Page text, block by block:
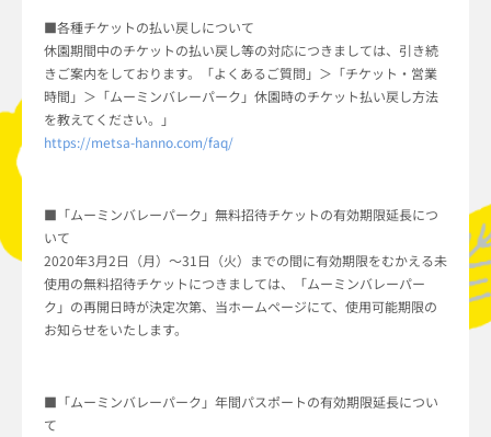
■各種チケットの払い戻しについて
休園期間中のチケットの払い戻し等の対応につきましては、引き続
きご案内をしております。「よくあるご質問」＞「チケット・営業
時間」＞「ムーミンバレーパーク」休園時のチケット払い戻し方法
を教えてください。」
https://metsa-hanno.com/faq/
■「ムーミンバレーパーク」無料招待チケットの有効期限延長につ
いて
2020年3月2日（月）～31日（火）までの間に有効期限をむかえる未
使用の無料招待チケットにつきましては、「ムーミンバレーパー
ク」の再開日時が決定次第、当ホームページにて、使用可能期限の
お知らせをいたします。
■「ムーミンバレーパーク」年間パスポートの有効期限延長につい
て